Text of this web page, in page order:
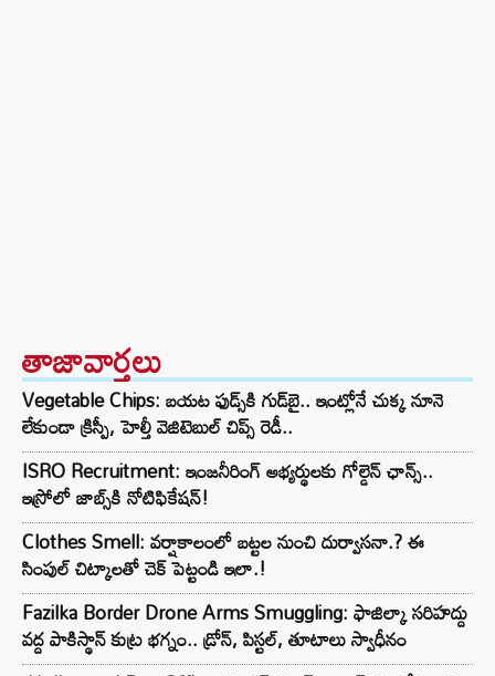
తాజావార్తలు
Vegetable Chips: బయట ఫుడ్స్‌కి గుడ్‌బై.. ఇంట్లోనే చుక్క నూనె
లేకుండా క్రిస్పీ, హెల్తీ వెజిటెబుల్ చిప్స్ రెడీ..
ISRO Recruitment: ఇంజనీరింగ్‌ అభ్యర్థులకు గోల్డెన్‌ ఛాన్స్..
ఇస్రోలో జాబ్స్‌కి నోటిఫికేషన్!
Clothes Smell: వర్షాకాలంలో బట్టల నుంచి దుర్వాసనా.? ఈ
సింపుల్ చిట్కాలతో చెక్ పెట్టండి ఇలా.!
Fazilka Border Drone Arms Smuggling: ఫాజిల్కా సరిహద్దు
వద్ద పాకిస్థాన్ కుట్ర భగ్నం.. డ్రోన్, పిస్టల్, తూటాలు స్వాధీనం